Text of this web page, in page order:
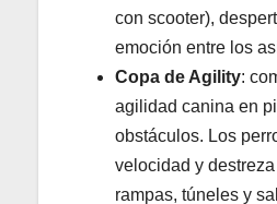
con scooter),
emoción entre los
Copa de Agility:
agilidad canina en
obstáculos. Los
velocidad y
rampas, túneles y